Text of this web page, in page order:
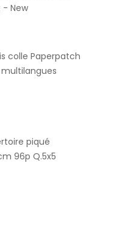
- New
colle Paperpatch
multilangues
piqué
96p Q.5x5